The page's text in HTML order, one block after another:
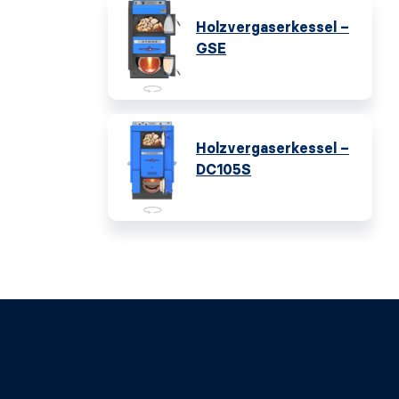
Holzvergaserkessel –
GSE
Holzvergaserkessel –
DC105S